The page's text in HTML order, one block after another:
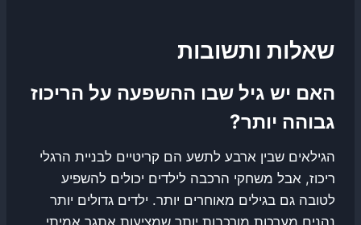
שאלות ותשובות
האם יש גיל שבו ההשפעה על הריכוז
גבוהה יותר?
הגילאים שבין ארבע לתשע הם קריטיים לבניית הרגלי
ריכוז, אבל משחקי הרכבה לילדים יכולים להשפיע
לטובה גם בגילים מאוחרים יותר. ילדים גדולים יותר
נהנים מערכות מורכבות יותר שמציעות אתגר אמיתי.